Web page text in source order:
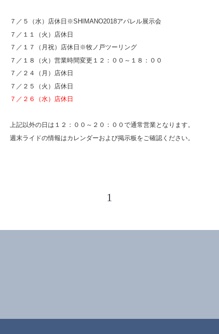
７／５（水）店休日※SHIMANO2018アパレル展示会
７／１１（火）店休日
７／１７（月祝）店休日※牧ノ戸ツーリング
７／１８（火）営業時間変更１２：００～１８：００
７／２４（月）店休日
７／２５（火）店休日
７／２６（水）店休日
上記以外の日は１２：００～２０：００で通常営業となります。
週末ライドの情報はカレンダーおよび掲示板をご確認ください。
1